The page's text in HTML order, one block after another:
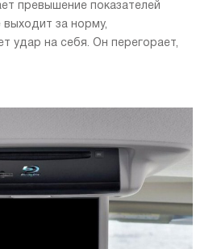
превышение показателей
выходит за норму,
удар на себя. Он перегорает,